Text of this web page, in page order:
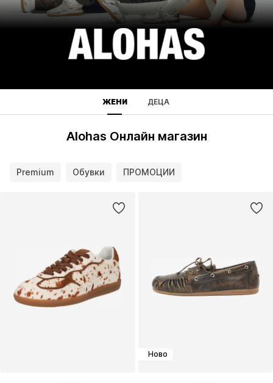
ЖЕНИ ДЕЦА
Alohas Онлайн магазин
Premium Обувки ПРОМОЦИИ
Ново